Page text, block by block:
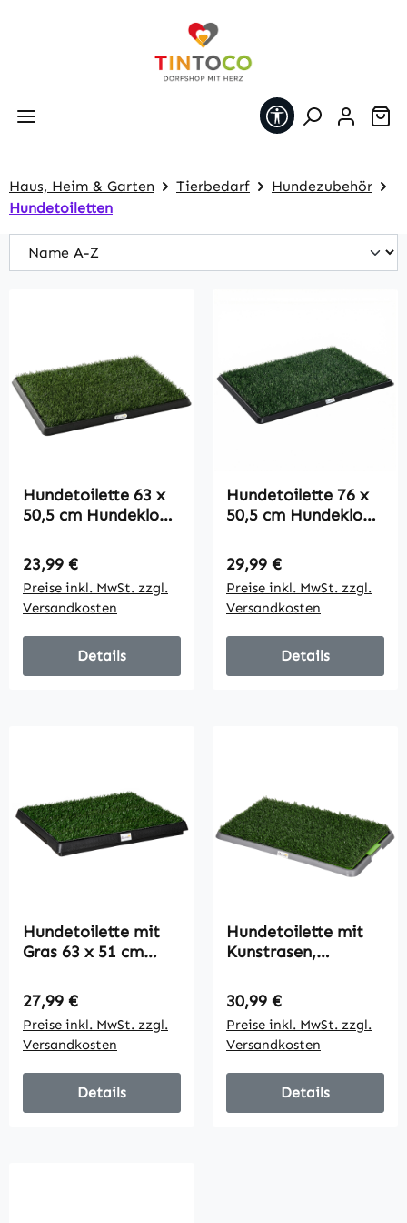
Werkzeugleiste
Haus, Heim & Garten Tierbedarf
Hundezubehör
Hundetoiletten
Hundetoilette 63 x
50,5 cm Hundeklo
waschbar
Welpentoilette für
Hunde für Balkon
Zuhause
Schwarz+Grün
Regulärer Preis:
23,99 €
Preise inkl. MwSt. zzgl.
Versandkosten
Details
Hundetoilette 76 x
50,5 cm Hundeklo
waschbar
Welpentoilette für
Hunde für Balkon
Zuhause
Schwarz+Grün
Regulärer Preis:
29,99 €
Preise inkl. MwSt. zzgl.
Versandkosten
Details
Hundetoilette mit
Gras 63 x 51 cm
Welpentoilette
Welpenklo mit
herausnehmbarer
Schublade,
Trainingsunterlage
für Kleine Hunde
Große Hunde
Regulärer Preis:
27,99 €
Preise inkl. MwSt. zzgl.
Versandkosten
Details
Hundetoilette mit
Kunstrasen,
auslaufsicher,
67x41x3,5cm, Grün
Regulärer Preis:
30,99 €
Preise inkl. MwSt. zzgl.
Versandkosten
Details